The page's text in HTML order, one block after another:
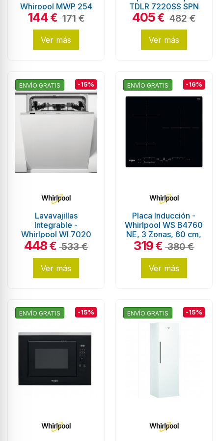
Whirpool MWP 254
W, Capacidad 25
Litros, Blanco
144€ 171 €
Ver más
TDLR 7220SS SPN
7kg y 1200rpm,
Eficiencia E, Blanco
405€ 482 €
Ver más
ENVÍO GRATIS -15%
Lavavajillas
Integrable -
Whirlpool WI 7020
PF, 46 dB, 14
servicios
448€ 533 €
Ver más
ENVÍO GRATIS -16%
Placa Inducción -
Whirlpool WS B4760
NE, 3 Zonas, 60 cm,
Negro, Biselado
319€ 380 €
Ver más
ENVÍO GRATIS -15% ENVÍO GRATIS -15%